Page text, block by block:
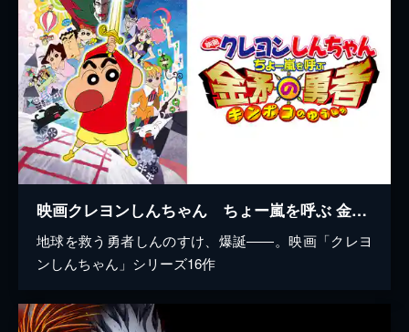
映画クレヨンしんちゃん ちょー嵐を呼ぶ 金矛の勇者
地球を救う勇者しんのすけ、爆誕――。映画「クレヨ
ンしんちゃん」シリーズ16作